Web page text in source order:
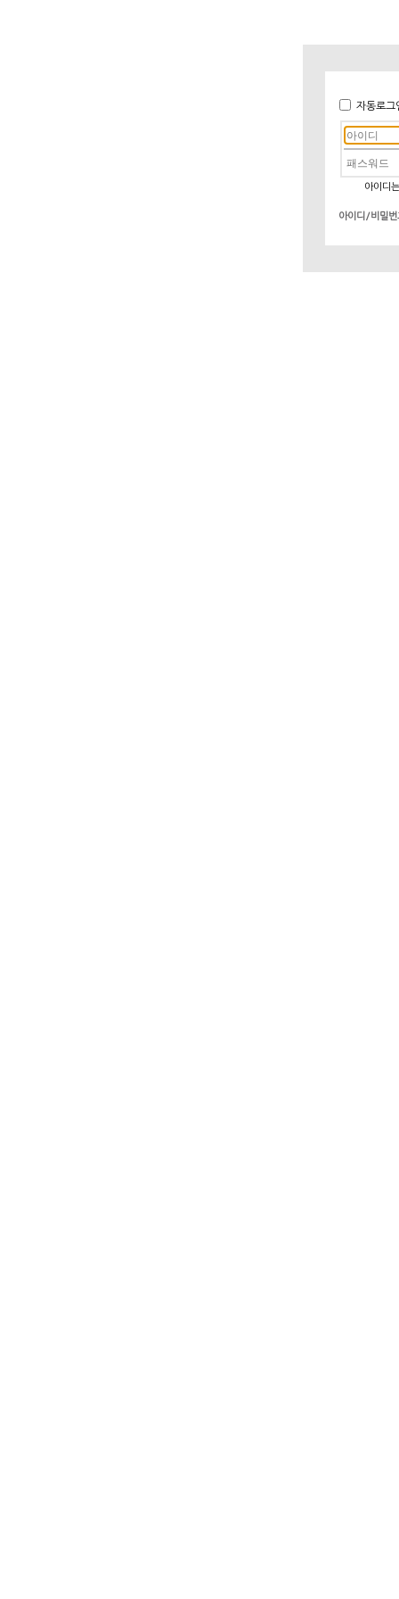
자동로그
아이디
아이디/비밀번